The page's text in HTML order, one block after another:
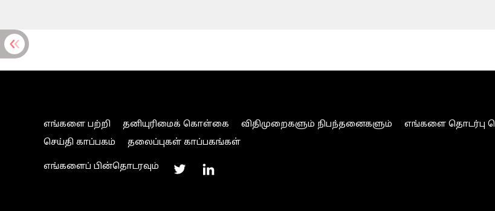
எங்களை பற்றி தனியுரிமைக் கொள்கை விதிமுறைகளும் நிபந்தனைகளும் எங்களை தொடர்பு
செய்தி காப்பகம்
தலைப்புகள் காப்பகங்கள்
எங்களைப் பின்தொடரவும்